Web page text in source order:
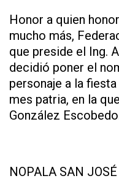
Honor a quien
mucho más,
que preside el Ing.
decidió poner el
personaje a la
mes patria, en la
González
NOPALA SAN